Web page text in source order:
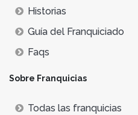
Historias
Guía del Franquiciado
Faqs
Sobre Franquicias
Todas las franquicias